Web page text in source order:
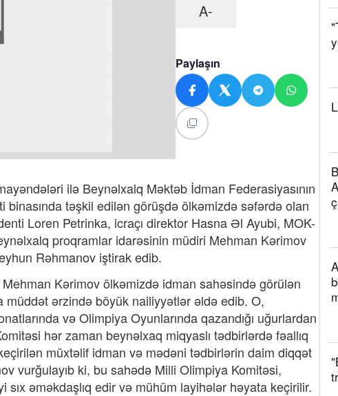
A-
Paylaşın
ilə Beynəlxalq Məktəb İdman Federasiyasının
təşkil edilən görüşdə ölkəmizdə səfərdə olan
Loren Petrinka, icraçı direktor Hasna Əl Ayubi, MOK-
proqramlar idarəsinin müdiri Mehman Kərimov
Rəhmanov iştirak edib.
Kərimov ölkəmizdə idman sahəsində görülən
müddət ərzində böyük nailiyyətlər əldə edib. O,
və Olimpiya Oyunlarında qazandığı uğurlardan
hər zaman beynəlxaq miqyaslı tədbirlərdə fəallıq
müxtəlif idman və mədəni tədbirlərin daim diqqət
vurğulayıb ki, bu sahədə Milli Olimpiya Komitəsi,
əməkdaşlıq edir və mühüm layihələr həyata keçirilir.